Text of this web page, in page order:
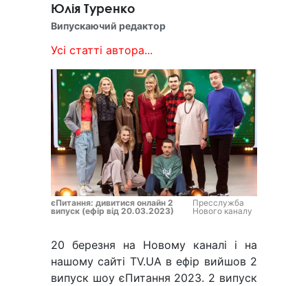
Юлія Туренко
Випускаючий редактор
Усі статті автора...
єПитання: дивитися онлайн 2
випуск (ефір від 20.03.2023)
Пресслужба
Нового каналу
20 березня на Новому каналі і на
нашому сайті TV.UA в ефір вийшов 2
випуск шоу єПитання 2023. 2 випуск